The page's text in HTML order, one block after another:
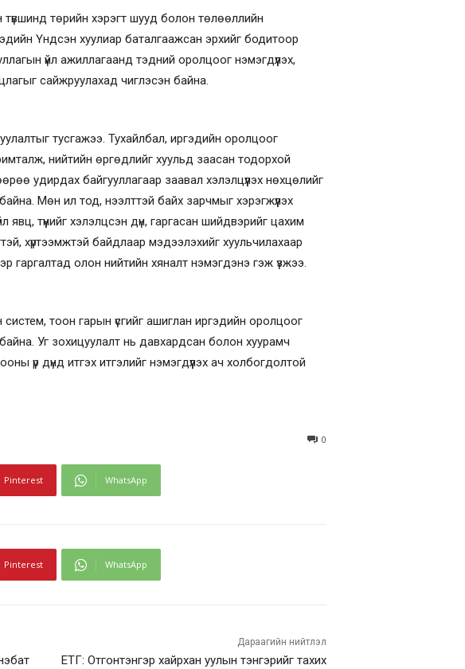
төрийн хэрэгт шууд болон төлөөллийн
Үндсэн хуулиар баталгаажсан эрхийг бодитоор
үйл ажиллагаанд тэдний оролцоог нэмэгдүүлэх,
сайжруулахад чиглэсэн байна.
тусгажээ. Тухайлбал, иргэдийн оролцоог
нийтийн өргөдлийг хуульд заасан тодорхой
удирдах байгууллагаар заавал хэлэлцүүлэх нөхцөлийг
Мөн ил тод, нээлттэй байх зарчмыг хэрэгжүүлэх
түүнийг хэлэлцсэн дүн, гаргасан шийдвэрийг цахим
хүртээмжтэй байдлаар мэдээлэхийг хуульчилахаар
гаргалтад олон нийтийн хяналт нэмэгдэнэ гэж үзжээ.
систем, тоон гарын үсгийг ашиглан иргэдийн оролцоог
Уг зохицуулалт нь давхардсан болон хуурамч
үр дүнд итгэх итгэлийг нэмэгдүүлэх ач холбогдолтой
0
Pinterest WhatsApp
Pinterest WhatsApp
Дараагийн нийтлэл
ЕТГ: Отгонтэнгэр хайрхан уулын тэнгэрийг тахих